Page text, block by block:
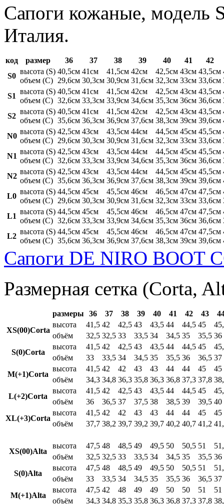
Сапоги кожаные, модель
Италия.
код размер 36 37 38 39 40 41
42
S0
высота (S)
объем (C)
40,5см
29,6см
41см
30,3см
41,5см
30,9см
42см
31,6см
42,5см
32,3см
43см
33см
43,5см
33,6см
S1
высота (S)
объем (C)
40,5см
32,6см
41см
33,3см
41,5см
33,9см
42см
34,6см
42,5см
35,3см
43см
36см
43,5см
36,6см
S2
высота (S)
объем (C)
40,5см
35,6см
41см
36,3см
41,5см
36,9см
42см
37,6см
42,5см
38,3см
43см
39см
43,5см
39,6см
N0
высота (S)
объем (C)
42,5см
29,6см
43см
30,3см
43,5см
30,9см
44см
31,6см
44,5см
32,3см
45см
33см
45,5см
33,6см
N1
высота (S)
объем (C)
42,5см
32,6см
43см
33,3см
43,5см
33,9см
44см
34,6см
44,5см
35,3см
45см
36см
45,5см
36,6см
N2
высота (S)
объем (C)
42,5см
35,6см
43см
36,3см
43,5см
36,9см
44см
37,6см
44,5см
38,3см
45см
39см
45,5см
39,6см
L0
высота (S)
объем (C)
44,5см
29,6см
45см
30,3см
45,5см
30,9см
46см
31,6см
46,5см
32,3см
47см
33см
47,5см
33,6см
L1
высота (S)
объем (C)
44,5см
32,6см
45см
33,3см
45,5см
33,9см
46см
34,6см
46,5см
35,3см
47см
36см
47,5см
36,6см
L2
высота (S)
объем (C)
44,5см
35,6см
45см
36,3см
45,5см
36,9см
46см
37,6см
46,5см
38,3см
47см
39см
47,5см
39,6см
Сапоги DE NIRO BOOT
Размерная сетка (Corta,
размеры 36 37 38 39 40 41 42 43
XS(00)Corta
высота 41,5 42 42,5 43 43,5 44 44,5 45
объём
32,5 32,5 33 33,5 34 34,5 35 35,5 36
S(0)Corta
высота 41,5 42 42,5 43 43,5 44 44,5 45
объём
33 33,5 34 34,5 35 35,5 36 36,5 37
M(+1)Corta
высота 41,5 42 42 43 43 44 44 45
45
объём
34,3 34,8 36,3 35,8 36,3 36,8 37,3 37,8
L(+2)Corta
высота 41,5 42 42,5 43 43,5 44 44,5 45
объём
36 36,5 37 37,5 38 38,5 39 39,5 40
XL(+3)Corta
высота 41,5 42 42 43 43 44 44 45
45
объём
37,7 38,2 39,7 39,2 39,7 40,2 40,7 41,2
XS(00)Alta
высота 47,5 48 48,5 49 49,5 50 50,5 51
объём
32,5 32,5 33 33,5 34 34,5 35 35,5 36
S(0)Alta
высота 47,5 48 48,5 49 49,5 50 50,5 51
объём
33 33,5 34 34,5 35 35,5 36 36,5 37
M(+1)Alta
высота 47,5 42 48 49 49 50 50 51
51
объём
34,3 34,8 35,3 35,8 36,3 36,8 37,3 37,8